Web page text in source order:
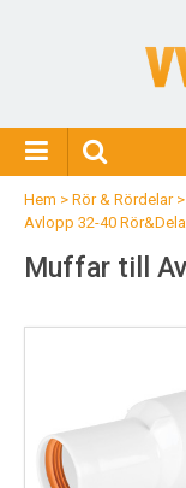
Hem > Rör & Rördelar>
Avlopp 32-40
Muffar till